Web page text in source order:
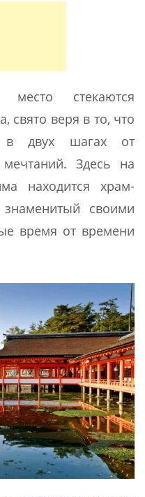
стекаются
свято веря в то, что
в двух шагах от
Здесь на
находится храм-
знаменитый своими
время от времени